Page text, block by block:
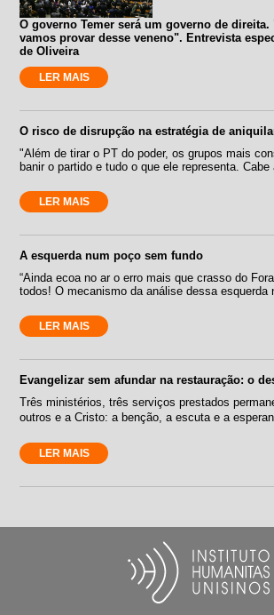
O governo Temer será um governo de
vamos provar desse veneno". Entrevista
de Oliveira
LER MAIS
O risco de disrupção na estratégia de
"Além de tirar o PT do poder, os grupos mais
banir o partido e tudo o que ele representa.
LER MAIS
A esquerda num poço sem fundo
“Ainda ecoa no ar o erro mais que crasso do
todos! O mecanismo da análise dessa esquerda
LER MAIS
Evangelizar sem afundar na restauração: o
Três ministérios, três serviços prestados
outros e a Cristo: a benção, a escuta e a
LER MAIS